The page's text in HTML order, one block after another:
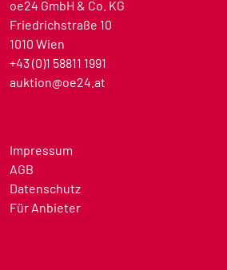
oe24 GmbH & Co. KG
Friedrichstraße 10
1010 Wien
+43 (0)1 58811 1991
auktion@oe24.at
Impressum
AGB
Datenschutz
Für Anbieter